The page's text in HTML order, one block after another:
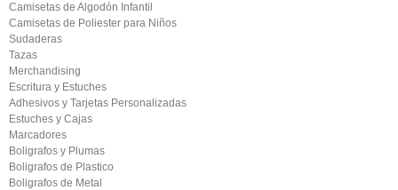
Camisetas de Algodón Infantil
Camisetas de Poliester para Niños
Sudaderas
Tazas
Merchandising
Escritura y Estuches
Adhesivos y Tarjetas Personalizadas
Estuches y Cajas
Marcadores
Boligrafos y Plumas
Boligrafos de Plastico
Boligrafos de Metal